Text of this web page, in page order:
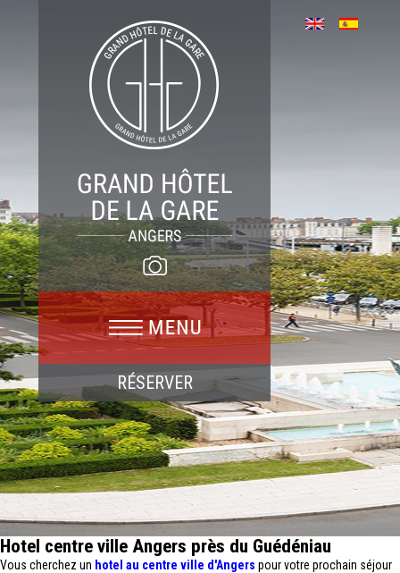
RÉSERVER
Hotel centre ville Angers près du Guédéniau
Vous cherchez un hotel au centre ville d'Angers pour votre prochain séjour